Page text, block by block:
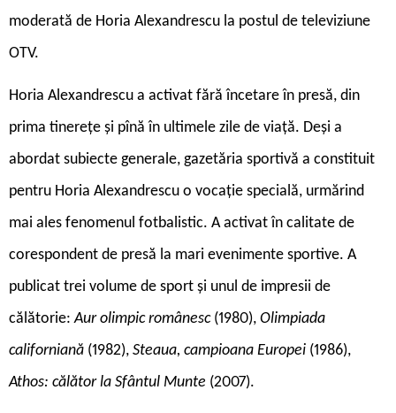
moderată de Horia Alexandrescu la postul de televiziune
OTV.
Horia Alexandrescu a activat fără încetare în presă, din
prima tinerețe și pînă în ultimele zile de viață. Deși a
abordat subiecte generale, gazetăria sportivă a constituit
pentru Horia Alexandrescu o vocație specială, urmărind
mai ales fenomenul fotbalistic. A activat în calitate de
corespondent de presă la mari evenimente sportive. A
publicat trei volume de sport și unul de impresii de
călătorie:Aur olimpic românesc (1980), Olimpiada
californiană (1982), Steaua, campioana Europei (1986),
Athos: călător la Sfântul Munte (2007).